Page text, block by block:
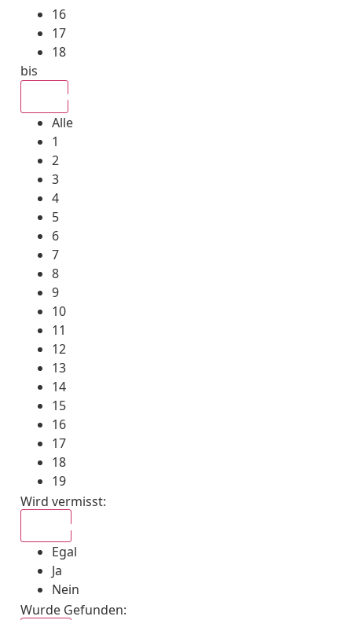
16
17
18
bis
Alle
1
2
3
4
5
6
7
8
9
10
11
12
13
14
15
16
17
18
19
Wird vermisst:
Egal
Ja
Nein
Wurde Gefunden: